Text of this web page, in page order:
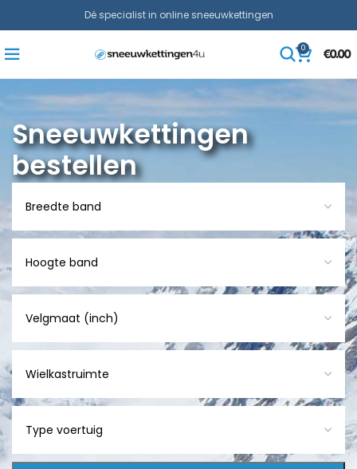
Dé specialist in online sneeuwkettingen
0
€0.00
Sneeuwkettingen
bestellen